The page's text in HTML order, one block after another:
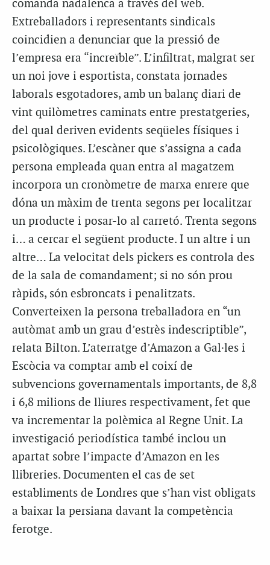
comanda nadalenca a través del web.
Extreballadors i representants sindicals
coincidien a denunciar que la pressió de
l’empresa era “increïble”. L’infiltrat, malgrat ser
un noi jove i esportista, constata jornades
laborals esgotadores, amb un balanç diari de
vint quilòmetres caminats entre prestatgeries,
del qual deriven evidents seqüeles físiques i
psicològiques. L’escàner que s’assigna a cada
persona empleada quan entra al magatzem
incorpora un cronòmetre de marxa enrere que
dóna un màxim de trenta segons per localitzar
un producte i posar-lo al carretó. Trenta segons
i… a cercar el següent producte. I un altre i un
altre… La velocitat dels pickers es controla des
de la sala de comandament; si no són prou
ràpids, són esbroncats i penalitzats.
Converteixen la persona treballadora en “un
autòmat amb un grau d’estrès indescriptible”,
relata Bilton. L’aterratge d’Amazon a Gal·les i
Escòcia va comptar amb el coixí de
subvencions governamentals importants, de 8,8
i 6,8 milions de lliures respectivament, fet que
va incrementar la polèmica al Regne Unit. La
investigació periodística també inclou un
apartat sobre l’impacte d’Amazon en les
llibreries. Documenten el cas de set
establiments de Londres que s’han vist obligats
a baixar la persiana davant la competència
ferotge.